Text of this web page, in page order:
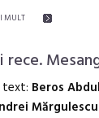
MULT
rece.
text: Beros
Mărgulescu